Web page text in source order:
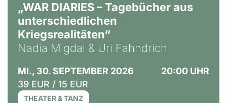
„WAR DIARIES – Tagebücher aus
unterschiedlichen
Kriegsrealitäten“
Nadia Migdal & Uri Fahndrich
MI., 30. SEPTEMBER 2026
20:00 UHR
39 EUR / 15 EUR
THEATER & TANZ